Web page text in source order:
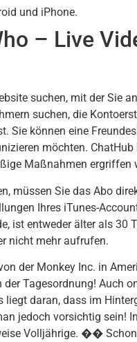
und iPhone.
– Live
suchen, mit der Sie
suchen, die
Sie können eine
möchten.
Maßnahmen ergriffen
müssen Sie das Abo
Ihres iTunes-
ist entweder älter als 30
nicht mehr aufrufen.
der Monkey Inc. in
Tagesordnung! Auch
daran, dass im
jedoch vorsichtig sein!
Volljährige. ��